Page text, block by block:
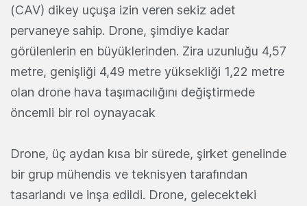
(CAV) dikey uçuşa izin veren sekiz adet
pervaneye sahip. Drone, şimdiye kadar
görülenlerin en büyüklerinden. Zira uzunluğu 4,57
metre, genişliği 4,49 metre yüksekliği 1,22 metre
olan drone hava taşımacılığını değiştirmede
öncemli bir rol oynayacak
Drone, üç aydan kısa bir sürede, şirket genelinde
bir grup mühendis ve teknisyen tarafından
tasarlandı ve inşa edildi. Drone, gelecekteki